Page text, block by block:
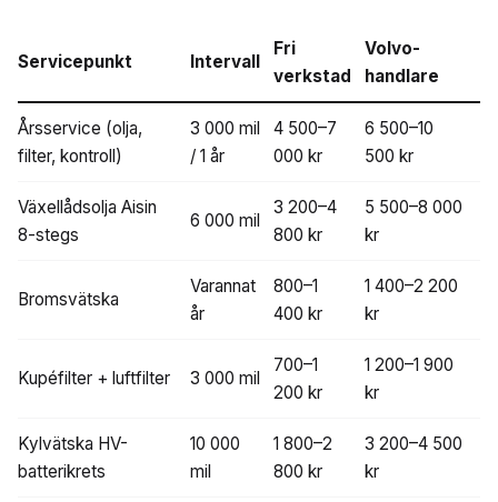
Servicepunkt Intervall
Fri
verkstad
Volvo-
handlare
Årsservice (olja,
filter, kontroll)
3 000 mil
/ 1 år
4 500–7
000 kr
6 500–10
500 kr
Växellådsolja Aisin
8-stegs
6 000 mil
3 200–4
800 kr
5 500–8 000
kr
Bromsvätska
Varannat
år
800–1
400 kr
1 400–2 200
kr
Kupéfilter + luftfilter 3 000 mil
700–1
200 kr
1 200–1 900
kr
Kylvätska HV-
batterikrets
10 000
mil
1 800–2
800 kr
3 200–4 500
kr